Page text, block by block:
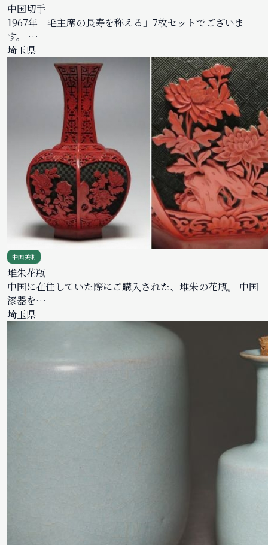
中国切手
1967年「毛主席の長寿を称える」7枚セットでございま
す。 …
埼玉県
中国美術
堆朱花瓶
中国に在住していた際にご購入された、堆朱の花瓶。 中国
漆器を…
埼玉県